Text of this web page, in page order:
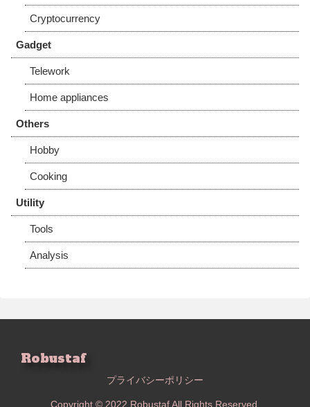
Cryptocurrency
Gadget
Telework
Home appliances
Others
Hobby
Cooking
Utility
Tools
Analysis
Robustaf
プライバシーポリシー
Copyright © 2022 Robustaf All Rights Reserved.